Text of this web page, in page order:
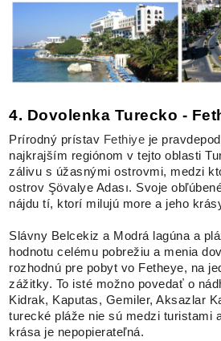
4. Dovolenka Turecko -
Prírodný prístav Fethiye je
najkrajším regiónom v tejto oblasti
zálivu s úžasnými ostrovmi, medzi
ostrov Şövalye Adası. Svoje
nájdu tí, ktorí milujú more a jeho
Slávny Belcekiz a Modrá lagúna a
hodnotu celému pobrežiu a menia
rozhodnú pre pobyt vo Fetheye, na
zážitky. To isté možno povedať o
Kidrak, Kaputas, Gemiler, Aksazlar
turecké pláže nie sú medzi turistami
krása je nepopierateľná.